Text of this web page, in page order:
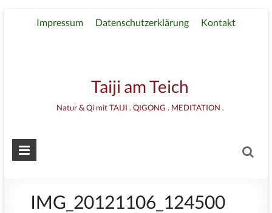
Impressum Datenschutzerklärung Kontakt
Taiji am Teich
Natur & Qi mit TAIJI . QIGONG . MEDITATION .
IMG_20121106_124500